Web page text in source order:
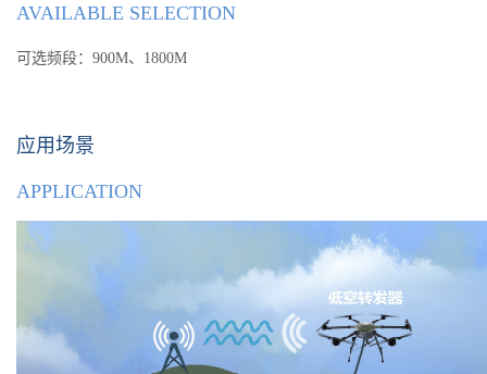
AVAILABLE SELECTION
可选频段：900M、1800M
应用场景
APPLICATION